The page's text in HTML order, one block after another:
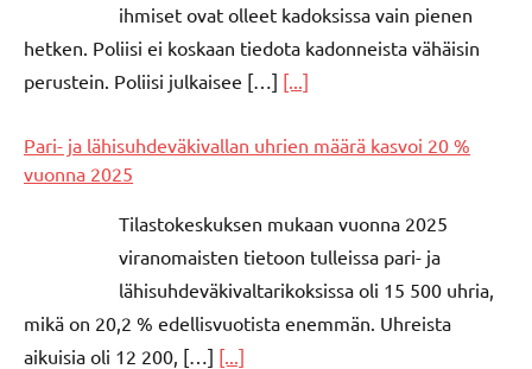
ihmiset ovat olleet kadoksissa vain pienen
hetken. Poliisi ei koskaan tiedota kadonneista vähäisin
perustein. Poliisi julkaisee […] [...]
Pari- ja lähisuhdeväkivallan uhrien määrä kasvoi 20 %
vuonna 2025
Tilastokeskuksen mukaan vuonna 2025
viranomaisten tietoon tulleissa pari- ja
lähisuhdeväkivaltarikoksissa oli 15 500 uhria,
mikä on 20,2 % edellisvuotista enemmän. Uhreista
aikuisia oli 12 200, […] [...]